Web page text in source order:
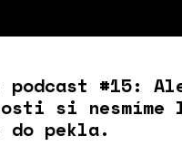
podcast #15:
si nesmíme
do pekla.